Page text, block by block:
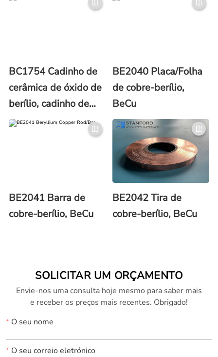
BC1754 Cadinho de
cerâmica de óxido de
berílio, cadinho de
BeO
BE2040 Placa/Folha
de cobre-berílio,
BeCu
BE2041 Barra de
cobre-berílio, BeCu
BE2042 Tira de
cobre-berílio, BeCu
SOLICITAR UM ORÇAMENTO
Envie-nos uma consulta hoje mesmo para saber mais
e receber os preços mais recentes. Obrigado!
*O seu nome
*O seu correio eletrónico